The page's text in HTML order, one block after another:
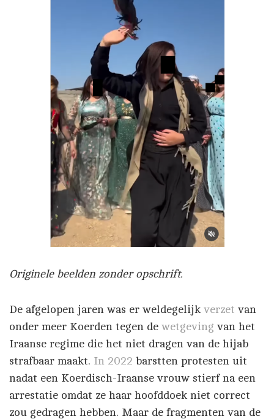
Originele beelden zonder opschrift.
De afgelopen jaren was er weldegelijk verzet van
onder meer Koerden tegen de wetgeving van het
Iraanse regime die het niet dragen van de hijab
strafbaar maakt. In 2022 barstten protesten uit
nadat een Koerdisch-Iraanse vrouw stierf na een
arrestatie omdat ze haar hoofddoek niet correct
zou gedragen hebben. Maar de fragmenten van de